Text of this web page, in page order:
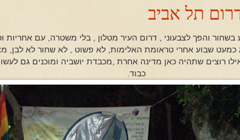
תל אביב
בשחור והפך לצבעוני , דרום העיר מטלון , בלי משטרה, עם אחריות
כמעט שבוע אחרי טראומת האלימות, לא פשוט , לא שחור לא לבן,
רוצים שתהיה כאן מדינה אחרת ,מכבדת יושביה ומוכנים גם
כבוד.